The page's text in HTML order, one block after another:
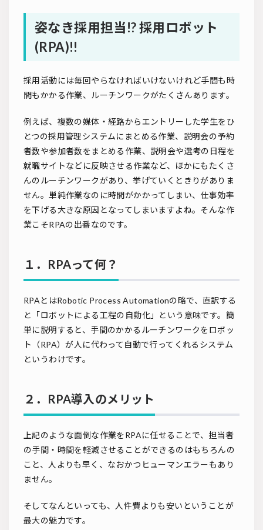
姿なき採用担当!? 採用ロボット
(RPA)!!
採用活動には毎回やらなければいけないけれど手間も時
間もかかる作業、ルーチンワークがたくさんあります。
例えば、複数の媒体・経路からエントリーした学生をひ
とつの採用管理システムにまとめる作業、説明会の予約
者数や参加者数をまとめる作業、説明会や選考の日程を
就職サイトなどに反映させる作業など、ほかにもたくさ
んのルーチンワークがあり、挙げていくときりがありま
せん。単純作業なのに時間がかかってしまい、仕事効率
を下げる大きな原因となってしまいますよね。そんな作
業こそRPAの出番なのです。
１．RPAって何？
RPAとはRobotic Process Automationの略で、直訳する
と「ロボットによる工程の自動化」という意味です。簡
単に説明すると、手間のかかるルーチンワークをロボッ
ト（RPA）が人に代わって自動で行ってくれるシステム
というわけです。
２．RPA導入のメリット
上記のような面倒な作業をRPAに任せることで、担当者
の手間・時間を軽減させることができるのはもちろんの
こと、人よりも早く、なおかつヒューマンエラーもあり
ません。
そしてなんといっても、人件費よりも安いということが
最大の魅力です。